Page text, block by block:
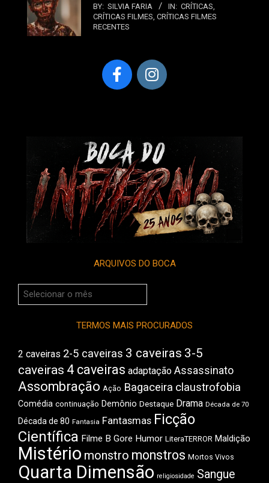
BY: SILVIA FARIA IN: CRÍTICAS,
CRÍTICAS FILMES, CRÍTICAS FILMES
RECENTES
ARQUIVOS DO BOCA
Arquivos
do
TERMOS MAIS PROCURADOS
2 caveiras 2-5 caveiras 3 caveiras 3-5
caveiras 4 caveiras adaptação Assassinato
Assombração Ação Bagaceira claustrofobia
Comédia continuação Demônio Destaque Drama Década de 70
Década de 80 Fantasia Fantasmas Ficção
Científica Filme B Gore Humor LiteraTERROR Maldição
Mistério monstro monstros Mortos Vivos
Quarta Dimensão religiosidade Sangue